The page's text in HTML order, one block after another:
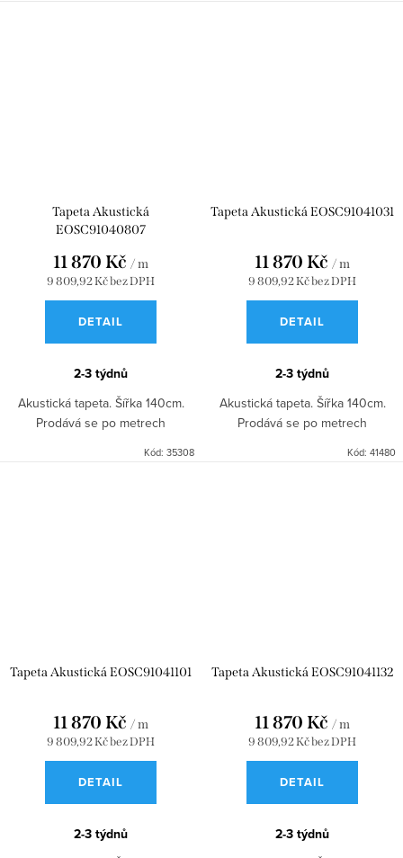
Tapeta Akustická
EOSC91040807
9 809,92 Kč bez DPH
11 870 Kč / m
DETAIL
2-3 týdnů
Akustická tapeta. Šířka 140cm.
Prodává se po metrech
Kód: 35308
Tapeta Akustická EOSC91041031
9 809,92 Kč bez DPH
11 870 Kč / m
DETAIL
2-3 týdnů
Akustická tapeta. Šířka 140cm.
Prodává se po metrech
Kód: 41480
Tapeta Akustická EOSC91041101
9 809,92 Kč bez DPH
11 870 Kč / m
DETAIL
2-3 týdnů
Tapeta Akustická EOSC91041132
9 809,92 Kč bez DPH
11 870 Kč / m
DETAIL
2-3 týdnů